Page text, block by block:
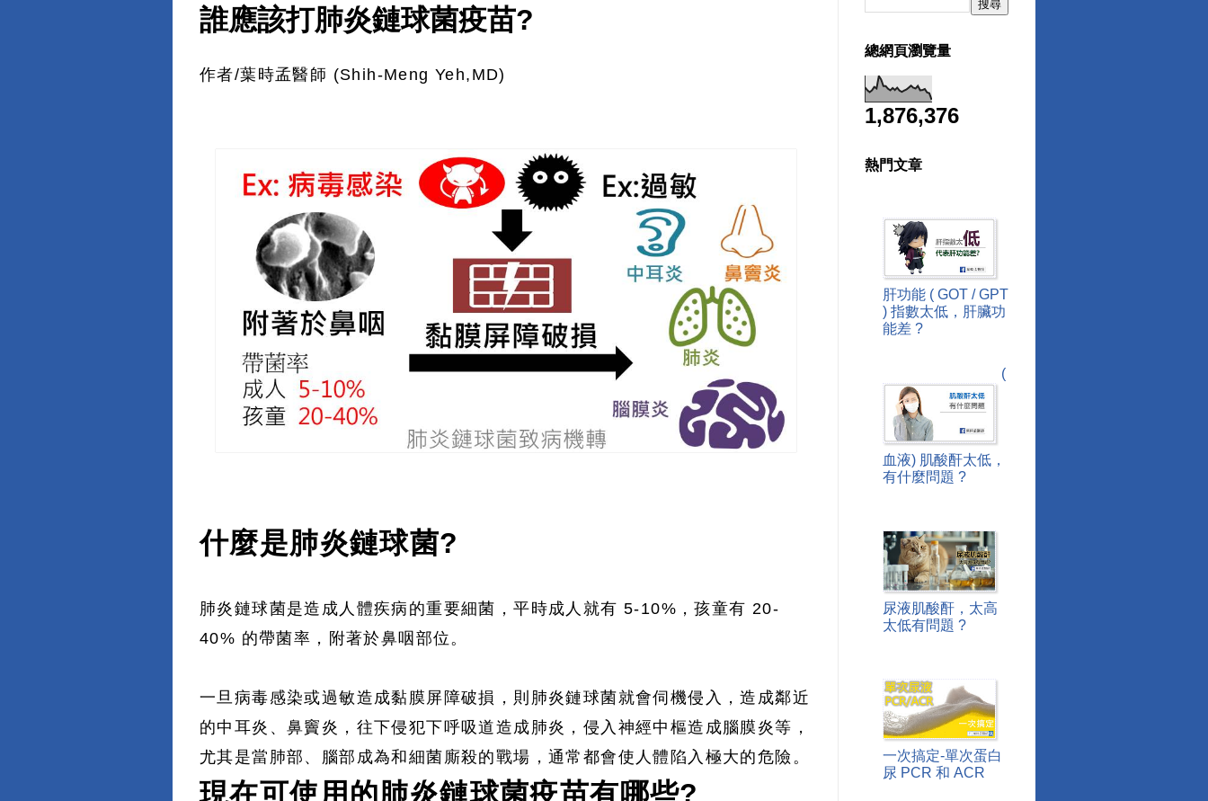
誰應該打肺炎鏈球菌疫苗?
作者/葉時孟醫師 (Shih-Meng Yeh,MD)
什麼是肺炎鏈球菌?
肺炎鏈球菌是造成人體疾病的重要細菌，平時成人就有 5-10%，孩童有 20-
40% 的帶菌率，附著於鼻咽部位。
一旦病毒感染或過敏造成黏膜屏障破損，則肺炎鏈球菌就會伺機侵入，造成鄰近
的中耳炎、鼻竇炎，往下侵犯下呼吸道造成肺炎，侵入神經中樞造成腦膜炎等，
尤其是當肺部、腦部成為和細菌廝殺的戰場，通常都會使人體陷入極大的危險。
現在可使用的肺炎鏈球菌疫苗有哪些?
總網頁瀏覽量
1,876,376
熱門文章
肝功能 ( GOT / GPT
) 指數太低，肝臟功
能差 ?
(
血液) 肌酸酐太低，
有什麼問題 ?
尿液肌酸酐，太高
太低有問題 ?
一次搞定-單次蛋白
尿 PCR 和 ACR